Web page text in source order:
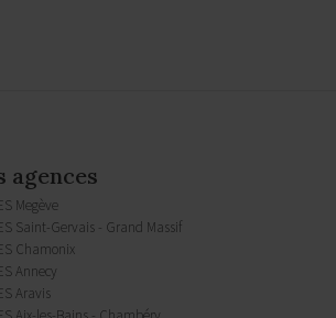
agences
Megève
Saint-Gervais - Grand Massif
Chamonix
Annecy
Aravis